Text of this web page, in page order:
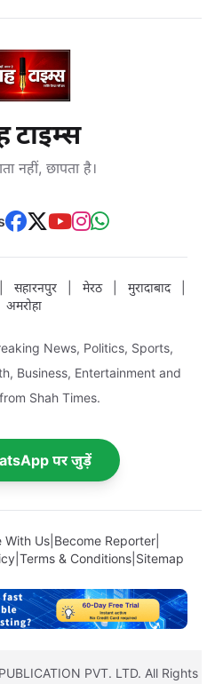
टाइम्स
नहीं, छापता है।
सहारनपुर मेरठ मुरादाबाद
अमरोहा
News, Politics, Sports,
Business, Entertainment and
Shah Times.
पर जुड़ें
With Us| Become Reporter|
Terms & Conditions Sitemap
PVT. LTD. All Rights